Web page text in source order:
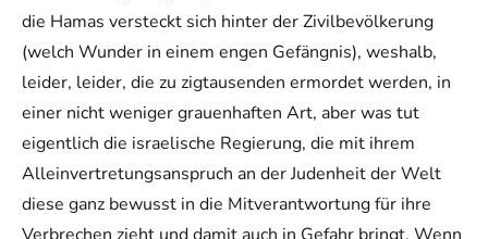
die Hamas versteckt sich hinter der Zivilbevölkerung
(welch Wunder in einem engen Gefängnis), weshalb,
leider, leider, die zu zigtausenden ermordet werden, in
einer nicht weniger grauenhaften Art, aber was tut
eigentlich die israelische Regierung, die mit ihrem
Alleinvertretungsanspruch an der Judenheit der Welt
diese ganz bewusst in die Mitverantwortung für ihre